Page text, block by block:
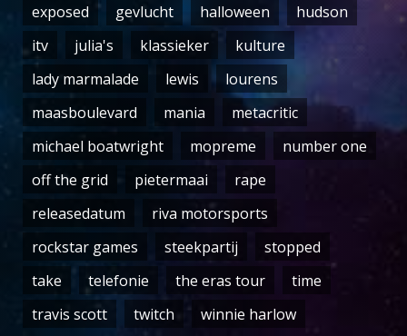
exposed
gevlucht halloween
hudson
itv
julia's klassieker
kulture
lady marmalade
lewis
lourens
maasboulevard
mania
metacritic
michael boatwright
mopreme
number one
off the grid
pietermaai
rape
releasedatum
riva motorsports
rockstar games
steekpartij
stopped
take
telefonie the eras tour
time
travis scott
twitch winnie harlow